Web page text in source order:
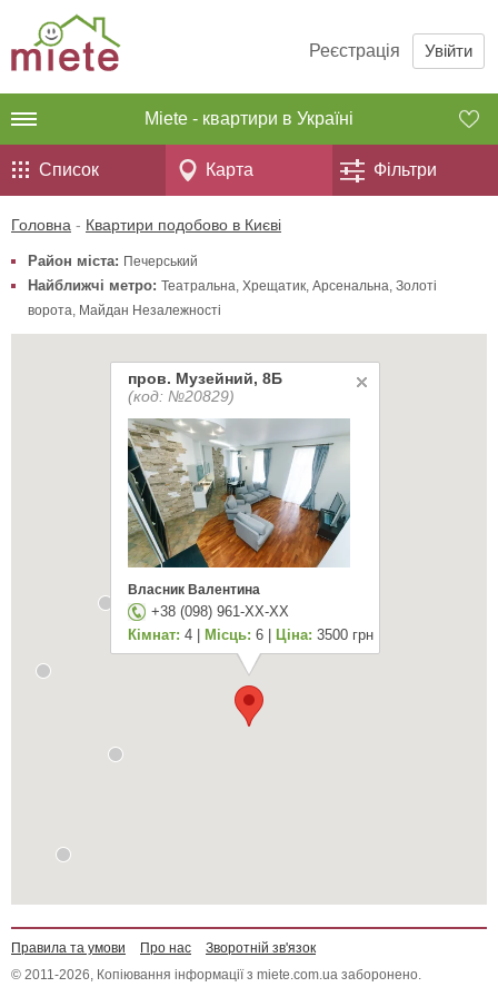
Реєстрація Увійти
Miete - квартири в Україні
Список Карта Фільтри
Головна - Квартири подобово в Києві
Район міста: Печерський
Найближчі метро: Театральна, Хрещатик, Арсенальна, Золоті
ворота, Майдан Незалежності
пров. Музейний, 8Б
(код: №20829)
Власник Валентина
+38 (098) 961-XX-XX
Кімнат: 4 | Місць: 6 | Ціна: 3500 грн
Правила та умови Про нас
Зворотній зв'язок
© 2011-2026, Копіювання інформації з miete.com.ua заборонено.